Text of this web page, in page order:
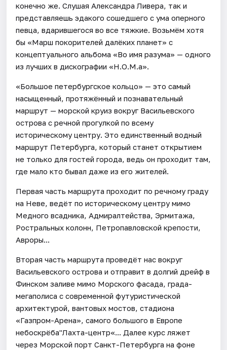
конечно же. Слушая Александра Ливера, так и
представляешь эдакого сошедшего с ума оперного
певца, вдарившегося во все тяжкие. Возьмём хотя
бы «Марш покорителей далёких планет» с
концептуального альбома «Во имя разума» — одного
из лучших в дискографии «Н.О.М.а».
«Большое петербургское кольцо» — это самый
насыщенный, протяжённый и познавательный
маршрут — морской круиз вокруг Васильевского
острова с речной прогулкой по всему
историческому центру. Это единственный водный
маршрут Петербурга, который станет открытием
не только для гостей города, ведь он проходит там,
где мало кто бывал даже из его жителей.
Первая часть маршрута проходит по речному граду
на Неве, ведёт по историческому центру мимо
Медного всадника, Адмиралтейства, Эрмитажа,
Ростральных колонн, Петропавловской крепости,
Авроры...
Вторая часть маршрута проведёт нас вокруг
Васильевского острова и отправит в долгий дрейф в
Финском заливе мимо Морского фасада, града-
мегаполиса с современной футуристической
архитектурой, вантовых мостов, стадиона
«Газпром-Арена», самого большого в Европе
небоскрёба"Лахта-центр«... Далее курс ляжет
через Морской порт Санкт-Петербурга на фоне